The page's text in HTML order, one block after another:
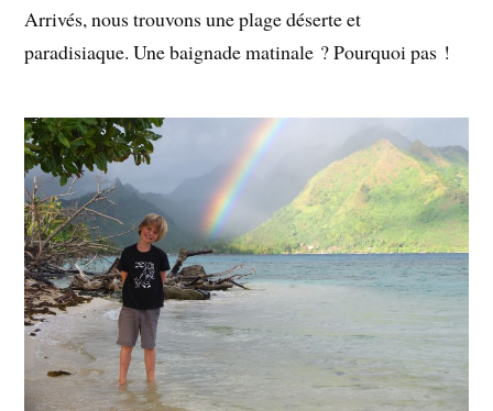
Arrivés, nous trouvons une plage déserte et
paradisiaque. Une baignade matinale ? Pourquoi pas !